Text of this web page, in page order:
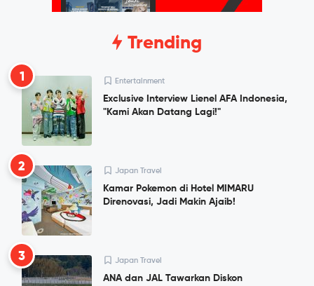
Trending
1 Entertainment
Exclusive Interview Lienel AFA Indonesia,
"Kami Akan Datang Lagi!"
2 Japan Travel
Kamar Pokemon di Hotel MIMARU
Direnovasi, Jadi Makin Ajaib!
3 Japan Travel
ANA dan JAL Tawarkan Diskon